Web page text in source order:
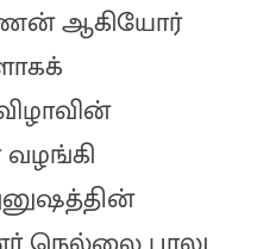
ஆகியோர்
வழங்கி